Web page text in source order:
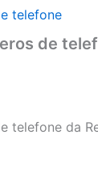
telefone
de
telefone da